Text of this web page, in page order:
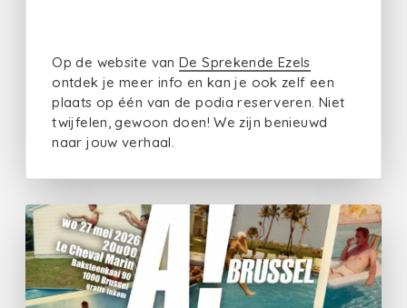
Op de website van De Sprekende Ezels
ontdek je meer info en kan je ook zelf een
plaats op één van de podia reserveren. Niet
twijfelen, gewoon doen! We zijn benieuwd
naar jouw verhaal.